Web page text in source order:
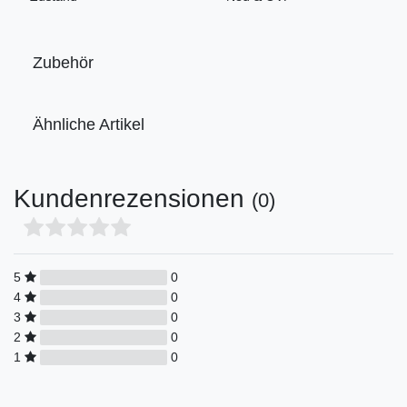
Zubehör
Ähnliche Artikel
Kundenrezensionen (0)
5
0
4
0
3
0
2
0
1
0